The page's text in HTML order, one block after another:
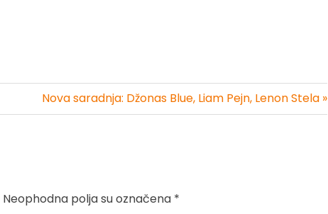
Nova saradnja: Džonas Blue, Liam Pejn, Lenon Stela »
Neophodna polja su označena *